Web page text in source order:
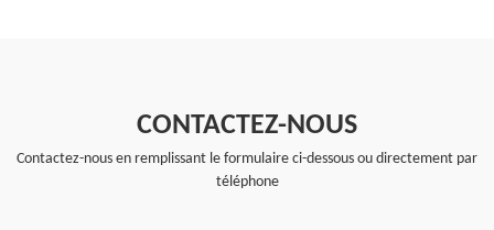
CONTACTEZ-NOUS
Contactez-nous en remplissant le formulaire ci-dessous ou directement par
téléphone